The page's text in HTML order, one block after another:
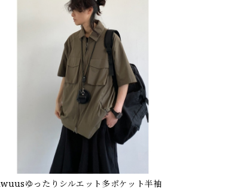
ゆったりシルエット多ポケット半袖